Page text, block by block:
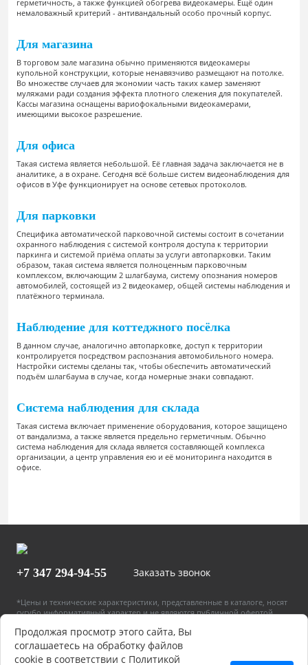
герметичность, а также функцией обогрева видеокамеры. Ещё один
немаловажный критерий - антивандальный особо прочный корпус.
Для магазина
В торговом зале магазина обычно применяются видеокамеры
купольной конструкции, которые ненавязчиво размещают на потолке.
Во множестве случаев для экономии часть таких камер заменяют
муляжами ради создания эффекта плотного слежения для покупателей.
Кассы магазина оснащены вариофокальными видеокамерами,
имеющими высокое разрешение.
Для офиса
Такая система является небольшой. Её главная задача заключается не в
аналитике, а в охране. Сегодня всё больше систем видеонаблюдения для
офисов в Уфе функционирует на основе сетевых протоколов.
Для парковки
Специфика автоматической парковочной системы состоит в сочетании
охранного наблюдения с системой контроля доступа к территории
паркинга и системой приёма оплаты за услуги автопарковки. Таким
образом, такая система является полноценным парковочным
комплексом, включающим 2 шлагбаума, систему опознания номеров
автомобилей, состоящей из 2 видеокамер, общей системы наблюдения и
платёжного терминала.
Наблюдение для коттеджного посёлка
В данном случае, аналогично автопарковке, доступ к территории
контролируется посредством распознания автомобильного номера.
Настройки системы сделаны так, чтобы обеспечить автоматический
подъём шлагбаума в случае, когда номерные знаки совпадают.
Система наблюдения для склада
Такая система включает применение оборудования, которое защищено
от вандализма, а также является предельно герметичным. Обычно
система наблюдения для склада является составляющей комплекса
организации, а центр управления ею и её мониторинга находится в
офисе.
+7 347 294-94-55 Заказать звонок
*Цены и технические характеристики, представленные в каталоге, носят
сугубо информативный характер и не являются публичной офертой,
Указанные цены могут быть изменены в любое время без
предупреждения. Для получения более подробной информации звоните
нам по телефону: 8 (347) 246-90-22
Продолжая просмотр этого сайта, Вы
соглашаетесь на обработку файлов
cookie в соответствии с Политикой